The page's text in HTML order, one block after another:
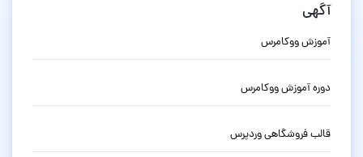
آگهی
آموزش ووکامرس
دوره آموزش ووکامرس
قالب فروشگاهی وردپرس